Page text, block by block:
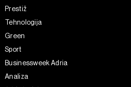
Prestiž
Tehnologija
Green
Sport
Businessweek Adria
Analiza